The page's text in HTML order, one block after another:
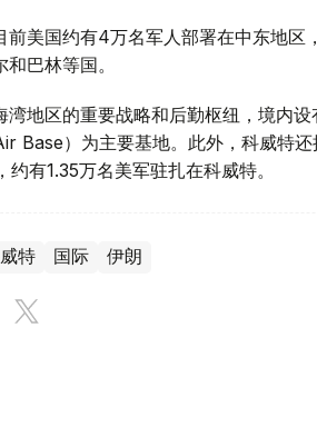
前美国约有4万名军人部署在中东地区
巴林等国。
湾地区的重要战略和后勤枢纽，境内
Base）为主要基地。此外，科威特
有1.35万名美军驻扎在科威特。
特 国际 伊朗